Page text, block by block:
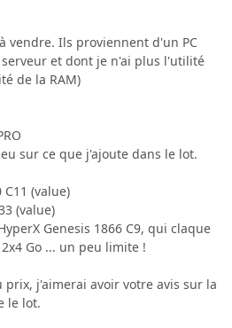
vendre. Ils proviennent d'un PC
et dont je n'ai plus l'utilité
de la RAM)
sur ce que j'ajoute dans le lot.
C11 (value)
(value)
Genesis 1866 C9, qui claque
Go ... un peu limite !
j'aimerai avoir votre avis sur la
le lot.